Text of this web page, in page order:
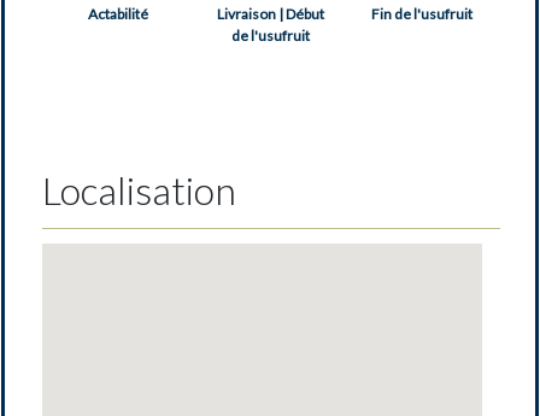
Actabilité
Livraison | Début
de l'usufruit
Fin de l'usufruit
Localisation